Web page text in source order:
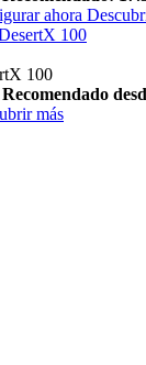
ahora
100
100
más